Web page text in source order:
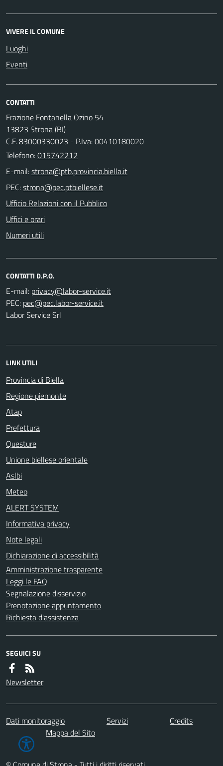
VIVERE IL COMUNE
Luoghi
Eventi
CONTATTI
Frazione Fontanella Ozino 54
13823 Strona (BI)
C.F. 83000330023 - P.Iva: 00410180020
Telefono:015742212
E-mail:
PEC:
Ufficio Relazioni con il Pubblico
Uffici e orari
Numeri utili
CONTATTI D.P.O.
E-mail:
PEC:
Labor Service Srl
LINK UTILI
Provincia di Biella
Regione piemonte
Atap
Prefettura
Questure
Unione biellese orientale
Aslbi
Meteo
ALERT SYSTEM
Informativa privacy
Note legali
Dichiarazione di accessibilità
Amministrazione trasparente
Leggi le FAQ
Segnalazione disservizio
Prenotazione appuntamento
Richiesta d'assistenza
SEGUICI SU
Newsletter
Dati monitoraggio Servizi
Credits
Mappa del Sito